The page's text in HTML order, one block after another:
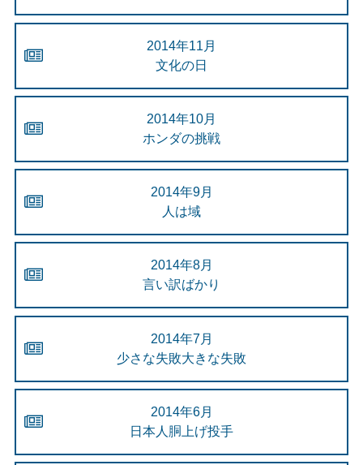
2014年11月
文化の日
2014年10月
ホンダの挑戦
2014年9月
人は域
2014年8月
言い訳ばかり
2014年7月
少さな失敗大きな失敗
2014年6月
日本人胴上げ投手